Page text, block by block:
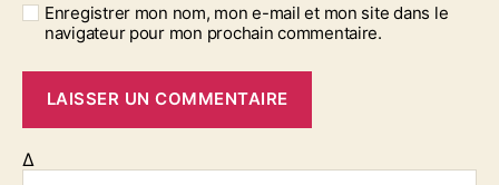
Enregistrer mon nom, mon e-mail et mon site dans le
navigateur pour mon prochain commentaire.
Δ